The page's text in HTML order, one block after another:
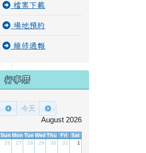
檔案下載
場地預約
維修通報
行事曆
今天
August 2026
Sun Mon Tue WedThu Fri Sat
26 27 28 29 30 31 1